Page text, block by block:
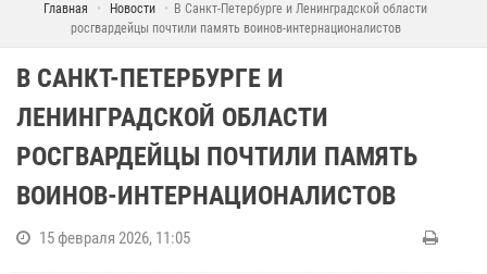
Главная Новости
В Санкт-Петербурге и Ленинградской области
росгвардейцы почтили память воинов-интернационалистов
В САНКТ-ПЕТЕРБУРГЕ И
ЛЕНИНГРАДСКОЙ ОБЛАСТИ
РОСГВАРДЕЙЦЫ ПОЧТИЛИ ПАМЯТЬ
ВОИНОВ-ИНТЕРНАЦИОНАЛИСТОВ
15 февраля 2026, 11:05